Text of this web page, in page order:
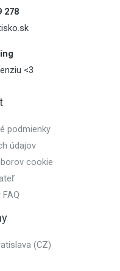
278
<3
podmienky
údajov
cookie
(CZ)